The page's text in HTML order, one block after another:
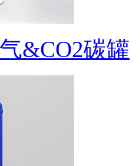
&CO2碳罐